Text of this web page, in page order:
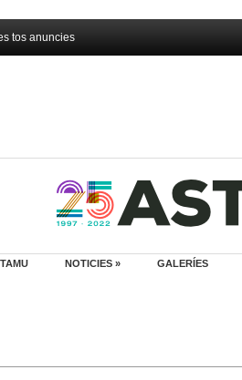
tos anuncies
NOTICIES » GALERÍES